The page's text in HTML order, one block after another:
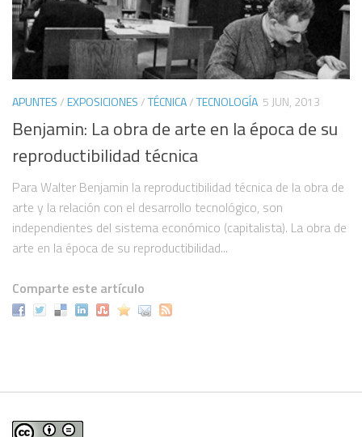
APUNTES/EXPOSICIONES/TÉCNICA/TECNOLOGÍA 5 JUN, 2013
Benjamin: La obra de arte en la época de su
reproductibilidad técnica
Para Walter Benjamin la reproductibilidad técnica de la obra de
arte y la relación con el desarrollo tecnológico, son
independientes del sistema económico (capitalista). La obra de
arte en la época de su reproductibilidad...
Comparte este artículo